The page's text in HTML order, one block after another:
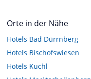
Orte in der Nähe
Hotels Bad Dürrnberg
Hotels Bischofswiesen
Hotels Kuchl